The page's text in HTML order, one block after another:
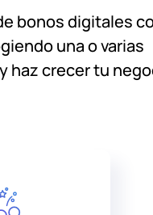
bonos digitales
una o varias
haz crecer tu